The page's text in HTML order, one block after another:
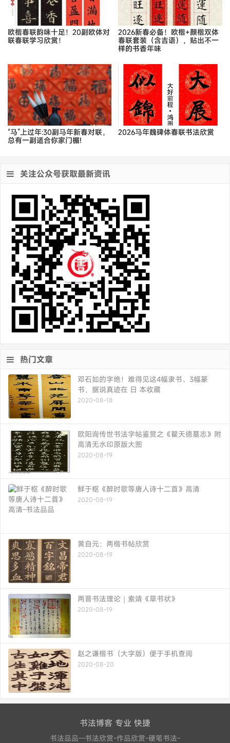
欧楷春联韵味十足！20副欧体对
联春联学习欣赏！
2026新春必备！欧楷+颜楷双体
春联套装（含吉语），贴出不一
样的书香年味
“马”上过年:30副马年新春对联，
总有一副适合你家门楣!
2026马年魏碑体春联书法欣赏
关注公众号获取最新资讯
热门文章
邓石如的字绝！难得见这4幅隶书、3幅篆
书，据说真迹在 日 本收藏
2020-08-18
欧阳询传世书法字帖鉴赏之《翟天德墓志》附
高清无水印原版大图
2020-08-19
鲜于枢《醉时歌等唐人诗十二首》高清
2020-08-19
黄自元：两楷书帖欣赏
2020-08-19
两晋书法理论｜索靖《草书状》
2020-08-19
赵之谦楷书（大字版）便于手机查阅
2020-08-20
书法博客 专业 快捷
书法品品--书法欣赏-作品欣赏-硬笔书法-